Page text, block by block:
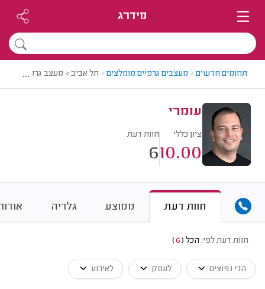
מידרג
תחומים חדשים> מעצבים גרפיים מומלצים> תל אביב > מעצב גרפי מומלץ
...
עומרי
ציון כללי
10.00
חוות דעת
6
חוות דעת ממוצע גלריה
חוות דעת לפי: הכל (
6
)
הכי נפוצים לעסק לאירוע